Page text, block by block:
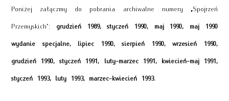
Poniżej załączmy do pobrania archiwalne numery „Spojrzeń
Przemyskich”: grudzień 1989, styczeń 1990, maj 1990, maj 1990
wydanie specjalne, lipiec 1990, sierpień 1990, wrzesień 1990,
grudzień 1990, styczeń 1991, luty-marzec 1991, kwiecień-maj 1991,
styczeń 1993, luty 1993, marzec-kwiecień 1993.